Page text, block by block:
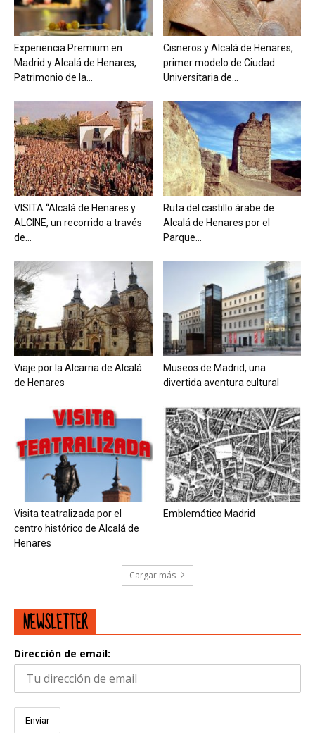
Experiencia Premium en
Madrid y Alcalá de Henares,
Patrimonio de la...
Cisneros y Alcalá de Henares,
primer modelo de Ciudad
Universitaria de...
VISITA “Alcalá de Henares y
ALCINE, un recorrido a través
de...
Ruta del castillo árabe de
Alcalá de Henares por el
Parque...
Viaje por la Alcarria de Alcalá
de Henares
Museos de Madrid, una
divertida aventura cultural
Visita teatralizada por el
centro histórico de Alcalá de
Henares
Emblemático Madrid
Cargar más
NEWSLETTER
Dirección de email: